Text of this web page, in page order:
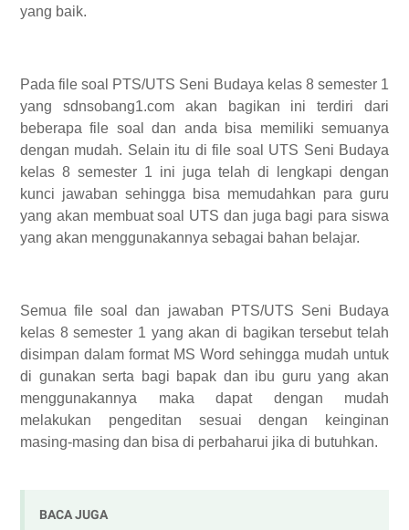
yang baik.
Pada file soal PTS/UTS Seni Budaya kelas 8 semester 1
yang sdnsobang1.com akan bagikan ini terdiri dari
beberapa file soal dan anda bisa memiliki semuanya
dengan mudah. Selain itu di file soal UTS Seni Budaya
kelas 8 semester 1 ini juga telah di lengkapi dengan
kunci jawaban sehingga bisa memudahkan para guru
yang akan membuat soal UTS dan juga bagi para siswa
yang akan menggunakannya sebagai bahan belajar.
Semua file soal dan jawaban PTS/UTS Seni Budaya
kelas 8 semester 1 yang akan di bagikan tersebut telah
disimpan dalam format MS Word sehingga mudah untuk
di gunakan serta bagi bapak dan ibu guru yang akan
menggunakannya maka dapat dengan mudah
melakukan pengeditan sesuai dengan keinginan
masing-masing dan bisa di perbaharui jika di butuhkan.
BACA JUGA